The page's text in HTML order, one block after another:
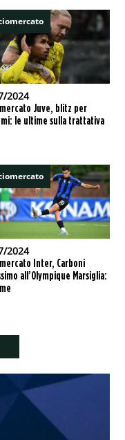
2024
Juve, blitz per
le ultime sulla trattativa
2024
Inter, Carboni
all’Olympique Marsiglia: